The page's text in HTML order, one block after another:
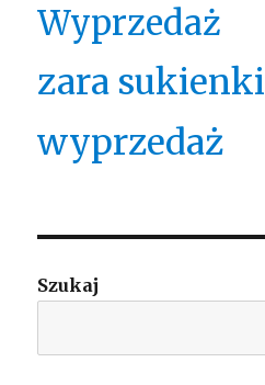
Wyprzedaż
zara sukienki
wyprzedaż
Szukaj